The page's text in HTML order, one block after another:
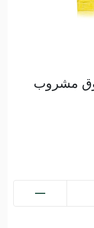
مشروب